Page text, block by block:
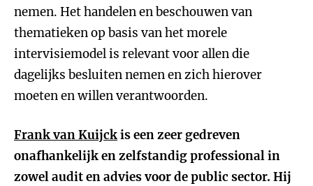
nemen. Het handelen en beschouwen van
thematieken op basis van het morele
intervisiemodel is relevant voor allen die
dagelijks besluiten nemen en zich hierover
moeten en willen verantwoorden.
Frank van Kuijckis een zeer gedreven
onafhankelijk en zelfstandig professional in
zowel audit en advies voor de public sector. Hij